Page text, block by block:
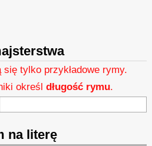
tylko przykładowe rymy.
określdługość rymu.
na literę